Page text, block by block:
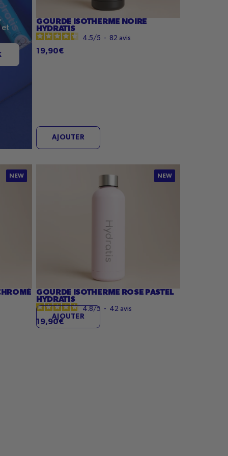
et
GOURDE ISOTHERME NOIRE
HYDRATIS
4.5/5 - 82 avis
19,90€
AJOUTER
NEW NEW
GOURDE ISOTHERME ROSE PASTEL
HYDRATIS
4.8/5 - 42 avis
19,90€
AJOUTER